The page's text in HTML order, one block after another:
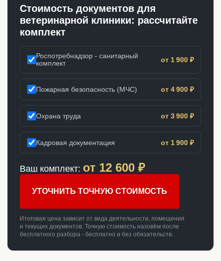
Стоимость документов для
ветеринарной клиники: рассчитайте
комплект
Роспотребнадзор - санитарный
комплект
от 1 900 ₽
Пожарная безопасность (МЧС) от 4 900 ₽
Охрана труда от 3 900 ₽
Кадровая документация от 1 900 ₽
Ваш комплект: от 12 600 ₽
УТОЧНИТЬ ТОЧНУЮ СТОИМОСТЬ
Итоговая цена зависит от вида деятельности, помещения
и текущих документов. Точную стоимость назовём после
бесплатного разбора - бесплатно и без обязательств.